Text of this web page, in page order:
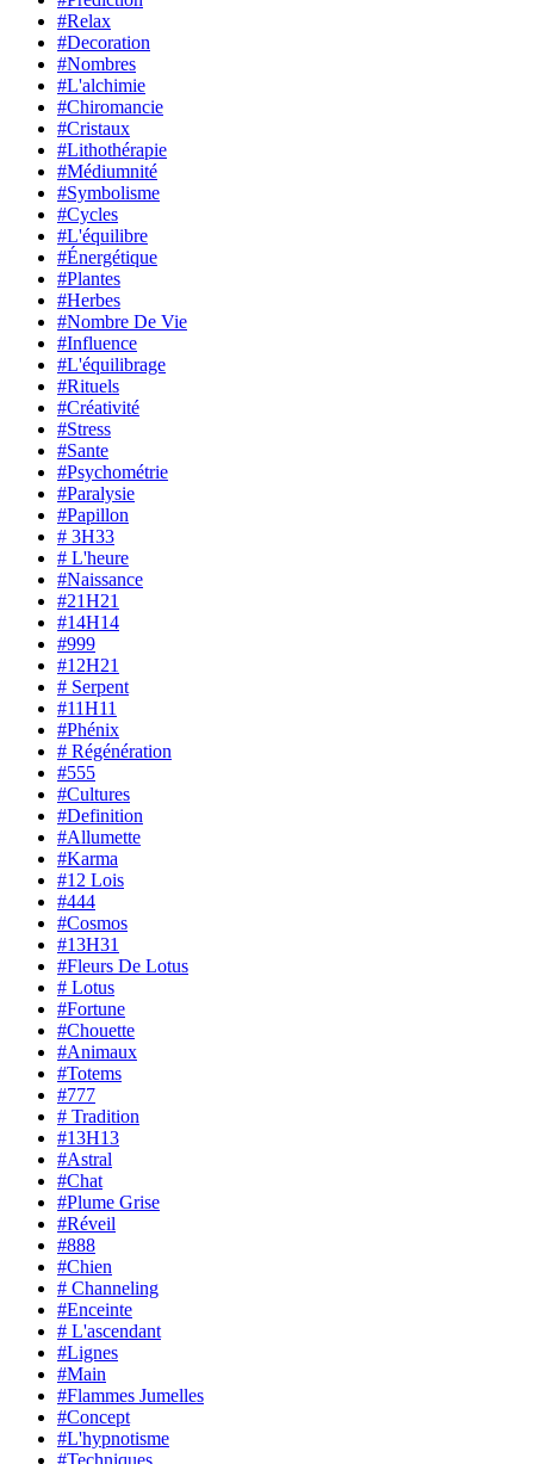
#Relax
#Decoration
#Nombres
#L'alchimie
#Chiromancie
#Cristaux
#Lithothérapie
#Médiumnité
#Symbolisme
#Cycles
#L'équilibre
#Énergétique
#Plantes
#Herbes
#Nombre De Vie
#Influence
#L'équilibrage
#Rituels
#Créativité
#Stress
#Sante
#Psychométrie
#Paralysie
#Papillon
# 3H33
# L'heure
#Naissance
#21H21
#14H14
#999
#12H21
# Serpent
#11H11
#Phénix
# Régénération
#555
#Cultures
#Definition
#Allumette
#Karma
#12 Lois
#444
#Cosmos
#13H31
#Fleurs De Lotus
# Lotus
#Fortune
#Chouette
#Animaux
#Totems
#777
# Tradition
#13H13
#Astral
#Chat
#Plume Grise
#Réveil
#888
#Chien
# Channeling
#Enceinte
# L'ascendant
#Lignes
#Main
#Flammes Jumelles
#Concept
#L'hypnotisme
#Techniques